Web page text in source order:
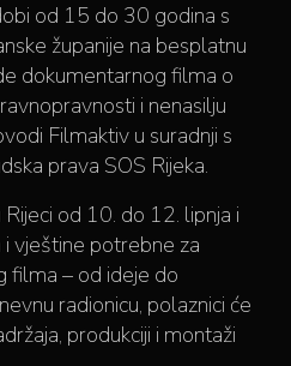
od 15 do 30 godina s
županije na besplatnu
dokumentarnog filma o
i nenasilju
Filmaktiv u suradnji s
prava SOS Rijeka.
od 10. do 12. lipnja i
i vještine potrebne za
filma – od ideje do
radionicu, polaznici će
produkciji i montaži